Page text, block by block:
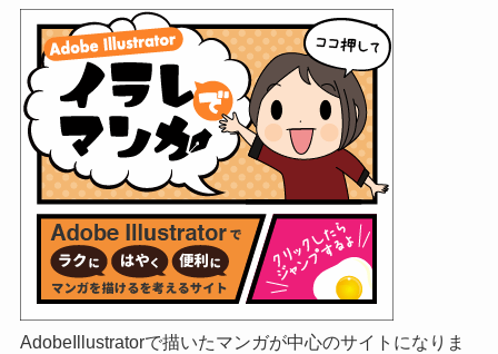
AdobeIllustratorで描いたマンガが中心のサイトになりま